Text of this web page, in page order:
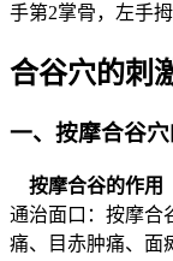
手第2掌骨，左手
合谷穴的刺
一、按摩合谷
按摩合谷的作用
通治面口：按摩合
痛、目赤肿痛、面